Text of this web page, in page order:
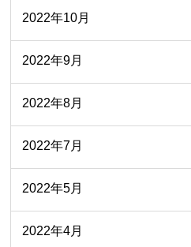
2022年10月
2022年9月
2022年8月
2022年7月
2022年5月
2022年4月